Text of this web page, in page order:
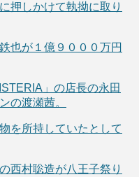
押しかけて執拗に取り
也が１億９０００万円
」の店長の永田
の渡瀬茜。
を所持していたとして
西村聡造が八王子祭り